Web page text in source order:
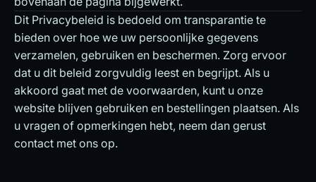
Dit Privacybeleid is bedoeld om transparantie te
bieden over hoe we uw persoonlijke gegevens
verzamelen, gebruiken en beschermen. Zorg ervoor
dat u dit beleid zorgvuldig leest en begrijpt. Als u
akkoord gaat met de voorwaarden, kunt u onze
website blijven gebruiken en bestellingen plaatsen. Als
u vragen of opmerkingen hebt, neem dan gerust
contact met ons op.